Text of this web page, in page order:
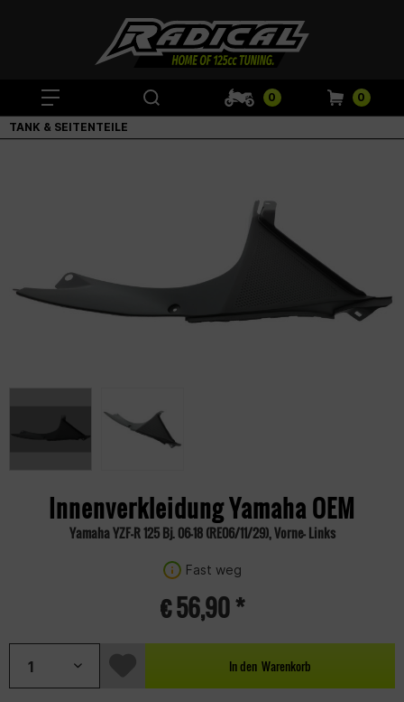
0 0
TANK & SEITENTEILE
Innenverkleidung Yamaha OEM
Yamaha YZF-R 125 Bj. 06-18 (RE06/11/29), Vorne- Links
Fast weg
€ 56,90 *
In den Warenkorb